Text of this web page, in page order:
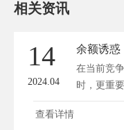
相关资讯
14
2024.04
在当前竞
时，更重
到...
查看详情